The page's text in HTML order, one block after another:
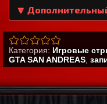
🔽
Категория: Игровые
GTA SAN ANDREAS